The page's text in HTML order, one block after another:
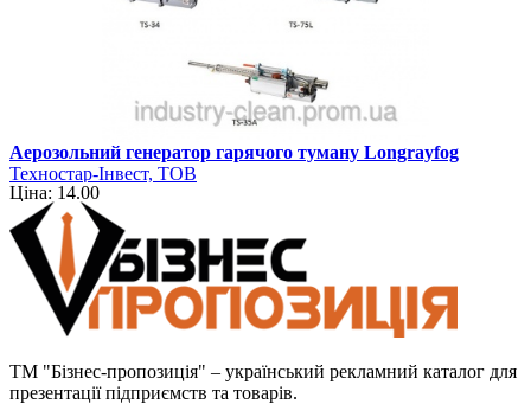
Аерозольний генератор гарячого туману Longrayfog
Техностар-Інвест, ТОВ
Ціна: 14.00
ТМ "Бізнес-пропозиція" – український рекламний каталог для
презентації підприємств та товарів.